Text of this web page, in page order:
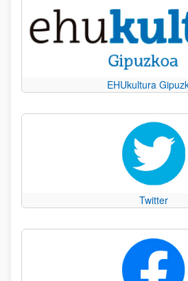
EHUkultura
Twitter